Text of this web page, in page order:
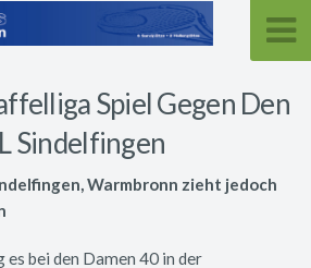
Spiel Gegen Den
Sindelfingen
Warmbronn zieht jedoch
bei den Damen 40 in der